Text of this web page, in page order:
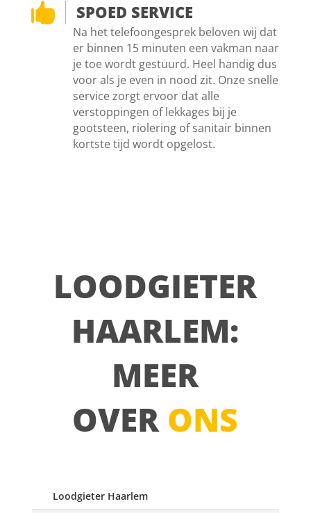
 SPOED SERVICE
Na het telefoongesprek beloven wij dat
er binnen 15 minuten een vakman naar
je toe wordt gestuurd. Heel handig dus
voor als je even in nood zit. Onze snelle
service zorgt ervoor dat alle
verstoppingen of lekkages bij je
gootsteen, riolering of sanitair binnen
kortste tijd wordt opgelost.
LOODGIETER
HAARLEM:
MEER
OVER ONS
Loodgieter Haarlem